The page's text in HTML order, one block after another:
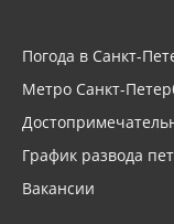
Погода в Санкт-
Метро Санкт-
График развода
Вакансии